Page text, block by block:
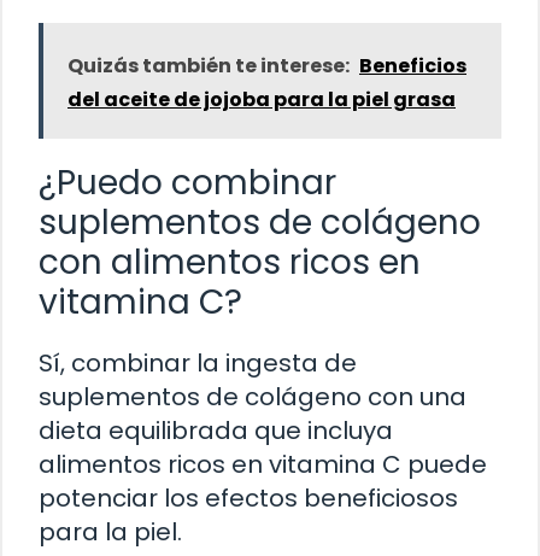
Quizás también te interese: Beneficios
del aceite de jojoba para la piel grasa
¿Puedo combinar
suplementos de colágeno
con alimentos ricos en
vitamina C?
Sí, combinar la ingesta de
suplementos de colágeno con una
dieta equilibrada que incluya
alimentos ricos en vitamina C puede
potenciar los efectos beneficiosos
para la piel.